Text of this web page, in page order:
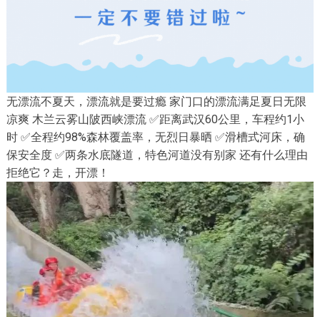
无漂流不夏天，漂流就是要过瘾 家门口的漂流满足夏日无限
凉爽 木兰云雾山陂西峡漂流 ✅距离武汉60公里，车程约1小
时 ✅全程约98%森林覆盖率，无烈日暴晒 ✅滑槽式河床，确
保安全度 ✅两条水底隧道，特色河道没有别家 还有什么理由
拒绝它？走，开漂！